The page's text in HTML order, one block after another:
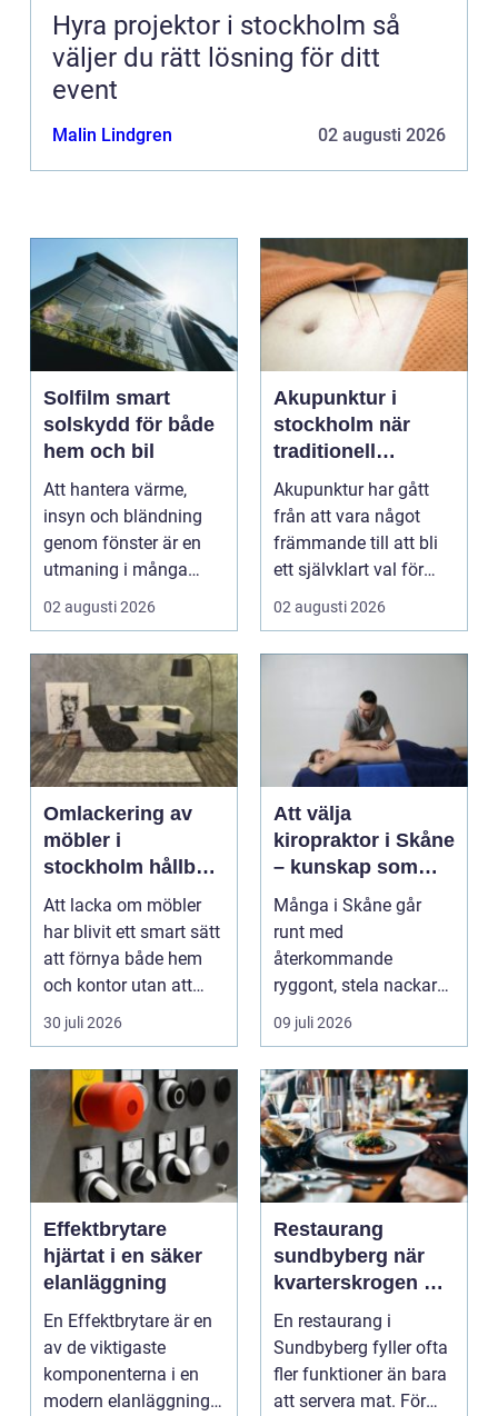
Hyra projektor i stockholm så
väljer du rätt lösning för ditt
event
Malin Lindgren 02 augusti 2026
Solfilm smart
solskydd för både
hem och bil
Att hantera värme,
insyn och bländning
genom fönster är en
utmaning i många
svenska hem, kontor
och ...
02 augusti 2026
Akupunktur i
stockholm när
traditionell
kinesisk medicin
möter modern
vardag
Akupunktur har gått
från att vara något
främmande till att bli
ett självklart val för
många som söke...
02 augusti 2026
Omlackering av
möbler i
stockholm hållbar
förvandling av
hem och kontor
Att lacka om möbler
har blivit ett smart sätt
att förnya både hem
och kontor utan att
köpa nytt. Mån...
30 juli 2026
Att välja
kiropraktor i Skåne
– kunskap som
hjälper dig att ta
rätt beslut
Många i Skåne går
runt med
återkommande
ryggont, stela nackar
eller diffusa ...
09 juli 2026
Effektbrytare
hjärtat i en säker
elanläggning
En Effektbrytare är en
av de viktigaste
komponenterna i en
modern elanläggning.
Restaurang
sundbyberg när
kvarterskrogen blir
vardagsrum
En restaurang i
Sundbyberg fyller ofta
fler funktioner än bara
att servera mat. För